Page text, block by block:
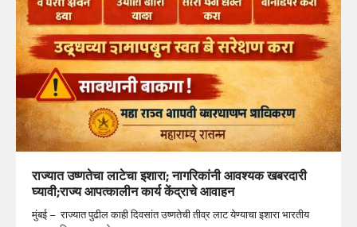
राज्यात उष्णतेचा लाटेचा इशारा; नागरिकांनी आवश्यक खबरदारी
घ्यावी;राज्य आपत्कालीन कार्य केंद्राचे आवाहन
मुंबई – राज्यात पुढील काही दिवसांत उष्णतेची तीव्र लाट येण्याचा इशारा भारतीय